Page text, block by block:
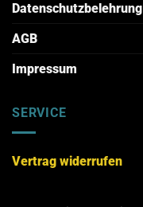
Datenschutzbelehrung
AGB
Impressum
SERVICE
Vertrag widerrufen